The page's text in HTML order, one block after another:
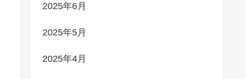
2025年6月
2025年5月
2025年4月